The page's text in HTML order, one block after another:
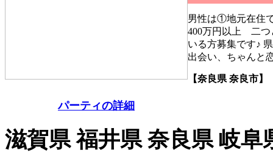
男性は①地元在住
400万円以上 二つ
いる方募集です♪
出会い、ちゃんと
【奈良県 奈良市】
パーティの詳細
滋賀県 福井県 奈良県 岐